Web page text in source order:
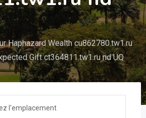
Haphazard Wealth cu862780.tw1.ru
Gift ct364811.tw1.ru nd UQ
l'emplacement